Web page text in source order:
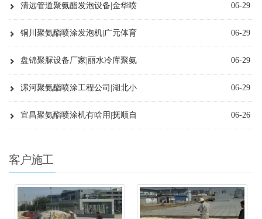
清远管道聚氨酯发泡设备|金华喷 06-29
铜川聚氨酯喷涂发泡机|广元体育 06-29
盘锦聚脲设备厂家|丽水冷库聚氨 06-29
漯河聚氨酯喷涂工程公司|湖北小 06-29
宜昌聚氨酯喷涂机有啥用|抚顺自 06-26
客户施工